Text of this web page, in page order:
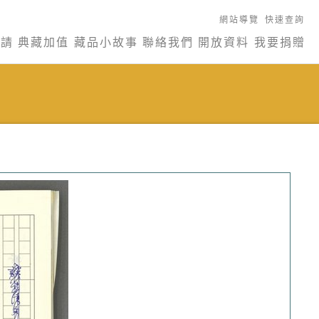
網站導覽 快速查詢
典藏加值 藏品小故事 聯絡我們 開放資料 我要捐贈